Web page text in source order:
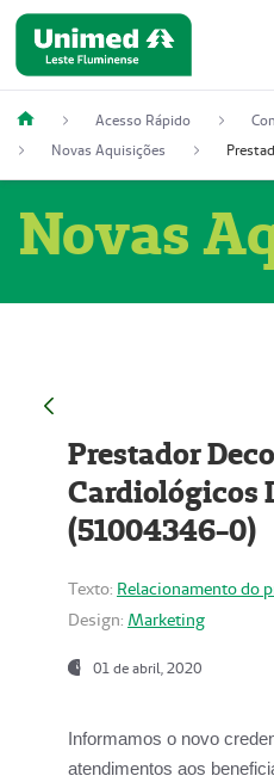
Acesso Rápido
Novas Aquisições
Novas
Prestador
Cardiológicos
(51004346-0)
Texto: Relacionamento do
Design: Marketing
01 de abril, 2020
Informamos o novo
atendimentos aos